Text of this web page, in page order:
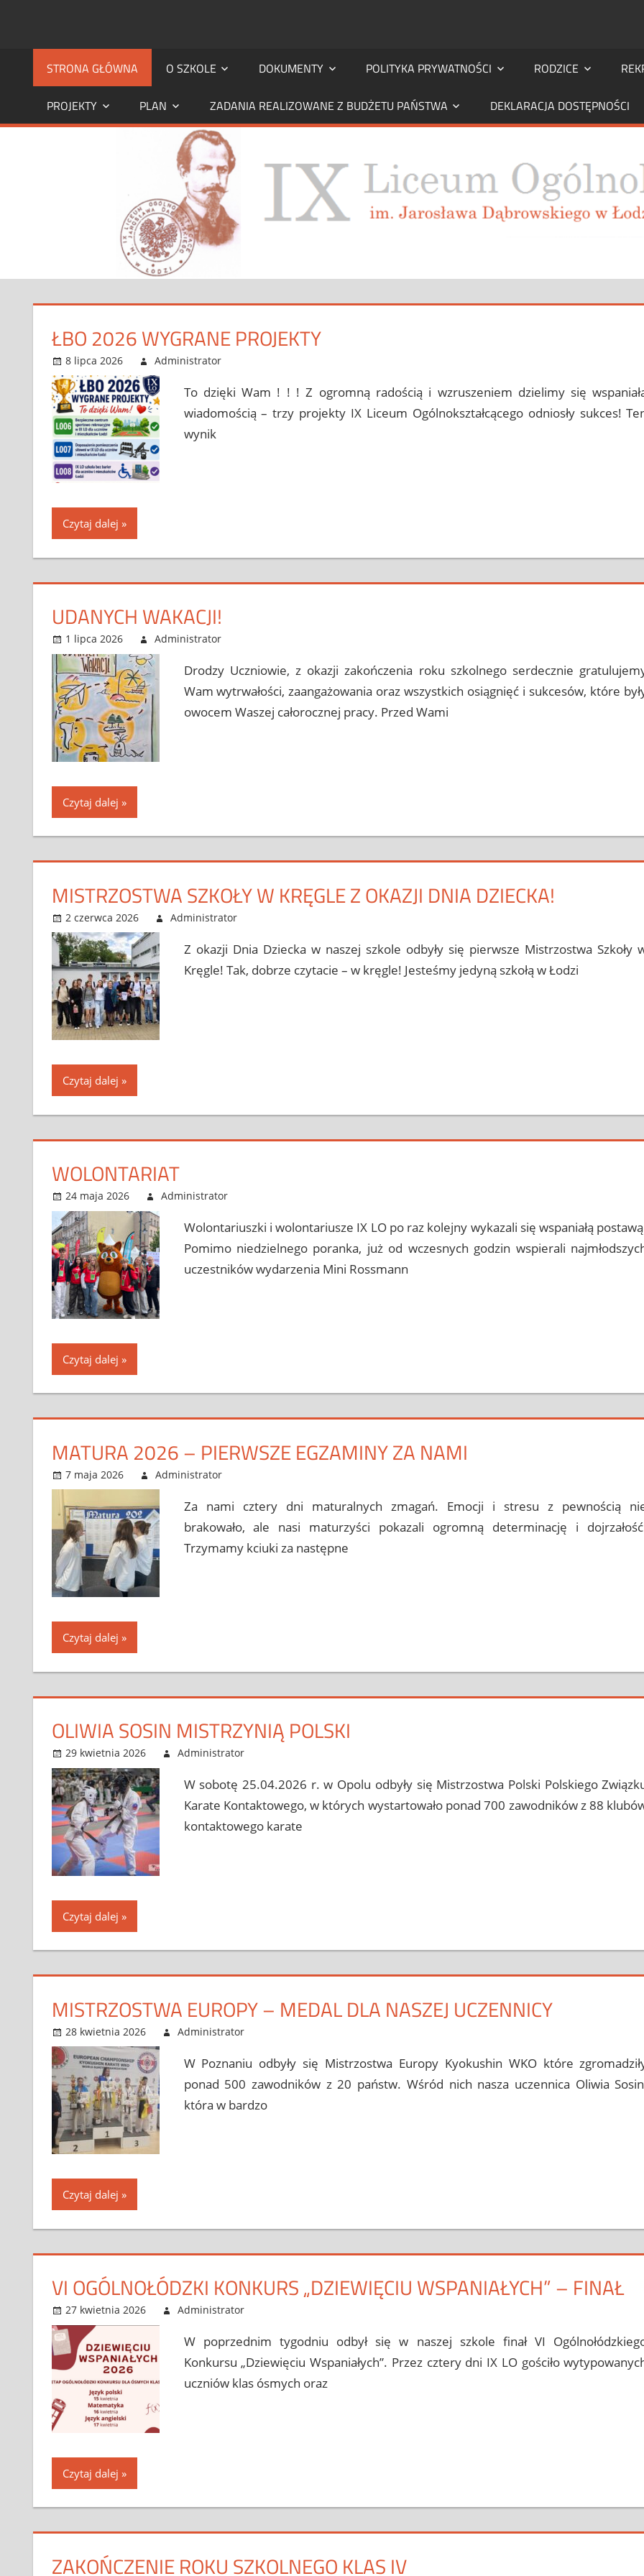
contentSTRONA
IX
LO
IX
LOSTRONA GŁÓWNA O SZKOLE DOKUMENTY POLITYKA PRYWATNOŚCI RODZICE
PROJEKTY PLAN ZADANIA REALIZOWANE Z BUDŻETU PAŃSTWA DEKLARACJA DOSTĘPNOŚCI
ŁBO 2026 WYGRANE PROJEKTY
8 lipca 2026 Administrator
To dzięki Wam ! ! ! Z ogromną radością i wzruszeniem dzielimy się
wiadomością – trzy projekty IX Liceum Ogólnokształcącego odniosły sukces!
wynik
Czytaj dalej
UDANYCH WAKACJI!
1 lipca 2026 Administrator
Drodzy Uczniowie, z okazji zakończenia roku szkolnego serdecznie
Wam wytrwałości, zaangażowania oraz wszystkich osiągnięć i sukcesów, które
owocem Waszej całorocznej pracy. Przed Wami
Czytaj dalej
MISTRZOSTWA SZKOŁY W KRĘGLE Z OKAZJI DNIA DZIECKA!
2 czerwca 2026 Administrator
Z okazji Dnia Dziecka w naszej szkole odbyły się pierwsze Mistrzostwa Szkoły
Kręgle! Tak, dobrze czytacie – w kręgle! Jesteśmy jedyną szkołą w Łodzi
Czytaj dalej
WOLONTARIAT
24 maja 2026 Administrator
Wolontariuszki i wolontariusze IX LO po raz kolejny wykazali się wspaniałą
Pomimo niedzielnego poranka, już od wczesnych godzin wspierali
uczestników wydarzenia Mini Rossmann
Czytaj dalej
MATURA 2026 – PIERWSZE EGZAMINY ZA NAMI
7 maja 2026 Administrator
Za nami cztery dni maturalnych zmagań. Emocji i stresu z pewnością
brakowało, ale nasi maturzyści pokazali ogromną determinację i
Trzymamy kciuki za następne
Czytaj dalej
OLIWIA SOSIN MISTRZYNIĄ POLSKI
29 kwietnia 2026 Administrator
W sobotę 25.04.2026 r. w Opolu odbyły się Mistrzostwa Polski Polskiego
Karate Kontaktowego, w których wystartowało ponad 700 zawodników z 88
kontaktowego karate
Czytaj dalej
MISTRZOSTWA EUROPY – MEDAL DLA NASZEJ UCZENNICY
28 kwietnia 2026 Administrator
W Poznaniu odbyły się Mistrzostwa Europy Kyokushin WKO które
ponad 500 zawodników z 20 państw. Wśród nich nasza uczennica Oliwia
która w bardzo
Czytaj dalej
VI OGÓLNOŁÓDZKI KONKURS „DZIEWIĘCIU WSPANIAŁYCH” – FINAŁ
27 kwietnia 2026 Administrator
W poprzednim tygodniu odbył się w naszej szkole finał VI
Konkursu „Dziewięciu Wspaniałych”. Przez cztery dni IX LO gościło
uczniów klas ósmych oraz
Czytaj dalej
ZAKOŃCZENIE ROKU SZKOLNEGO KLAS IV